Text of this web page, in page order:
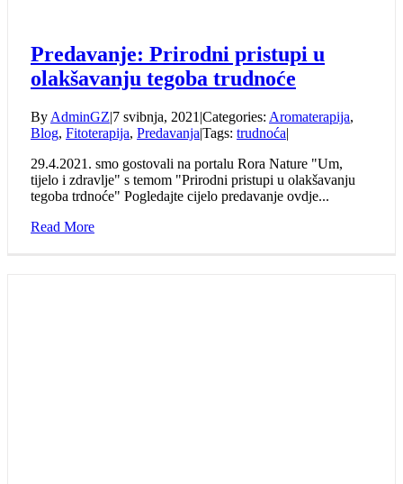
Predavanje: Prirodni pristupi u
olakšavanju tegoba trudnoće
By AdminGZ|7 svibnja, 2021 |Categories: Aromaterapija,
Blog, Fitoterapija, Predavanja|Tags: trudnoća|
29.4.2021. smo gostovali na portalu Rora Nature "Um,
tijelo i zdravlje" s temom "Prirodni pristupi u olakšavanju
tegoba trdnoće" Pogledajte cijelo predavanje ovdje...
Read More